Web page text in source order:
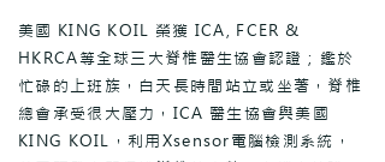
美國 KING KOIL 榮獲 ICA, FCER &
HKRCA等全球三大脊椎醫生協會認證；鑑於
忙碌的上班族，白天長時間站立或坐著，脊椎
總會承受很大壓力，ICA 醫生協會與美國
KING KOIL，利用Xsensor電腦檢測系統，